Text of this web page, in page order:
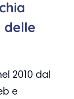
delle
2010 dal
e